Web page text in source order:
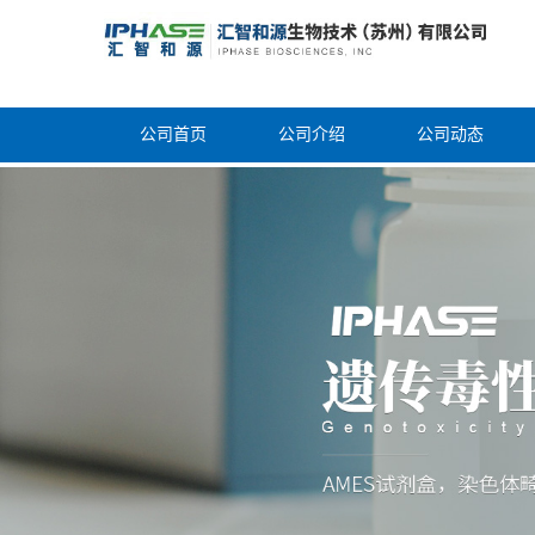
公司首页 公司介绍 公司动态